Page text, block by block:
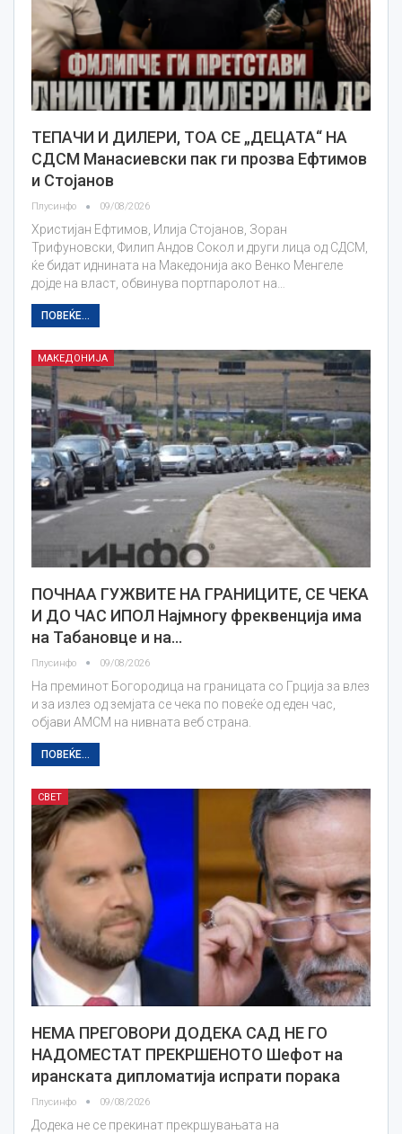
TEПАЧИ И ДИЛЕРИ, ТОА СЕ „ДЕЦАТА“ НА
СДСМ Манасиевски пак ги прозва Ефтимов
и Стојанов
Плусинфо 09/08/2026
Христијан Ефтимов, Илија Стојанов, Зоран
Трифуновски, Филип Андов Сокол и други лица од СДСМ,
ќе бидат иднината на Македонија ако Венко Менгеле
дојде на власт, обвинува портпаролот на…
ПОВЕЌЕ...
МАКЕДОНИЈА
ПОЧНАА ГУЖВИТЕ НА ГРАНИЦИТЕ, СЕ ЧЕКА
И ДО ЧАС ИПОЛ Најмногу фреквенција има
на Табановце и на…
Плусинфо 09/08/2026
На преминот Богородица на границата со Грција за влез
и за излез од земјата се чека по повеќе од еден час,
објави АМСМ на нивната веб страна.
ПОВЕЌЕ...
СВЕТ
НЕМА ПРЕГОВОРИ ДОДЕКА САД НЕ ГО
НАДОМЕСТАТ ПРЕКРШЕНОТО Шефот на
иранската дипломатија испрати порака
Плусинфо 09/08/2026
Додека не се прекинат прекршувањата на